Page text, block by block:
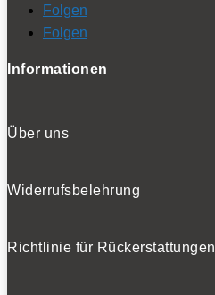
Folgen
Folgen
Informationen
Über uns
Widerrufsbelehrung
Richtlinie für Rückerstattungen